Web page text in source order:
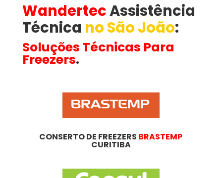
WandertecAssistência
Técnica no São João​:
Soluções Técnicas Para
Freezers.
CONSERTO DE FREEZERS BRASTEMP
CURITIBA